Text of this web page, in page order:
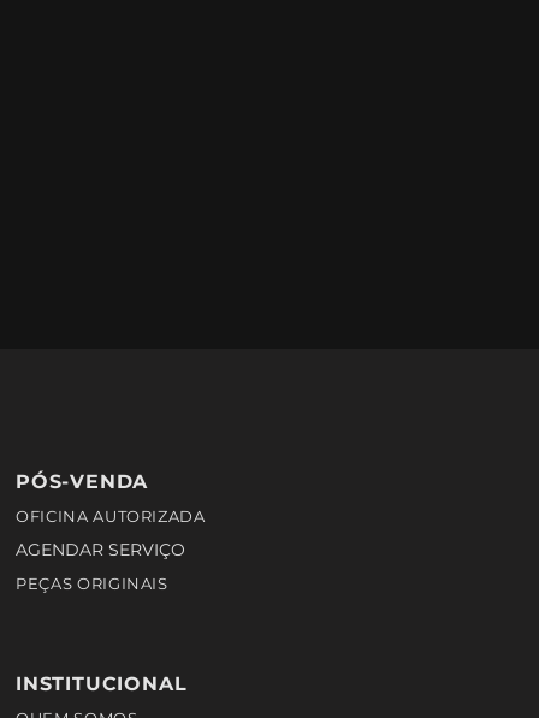
PÓS-VENDA
OFICINA AUTORIZADA
AGENDAR SERVIÇO
PEÇAS ORIGINAIS
INSTITUCIONAL